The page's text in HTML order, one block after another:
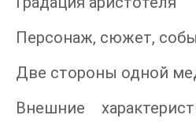
Персонаж, сюжет,
Две стороны одной
Внешние